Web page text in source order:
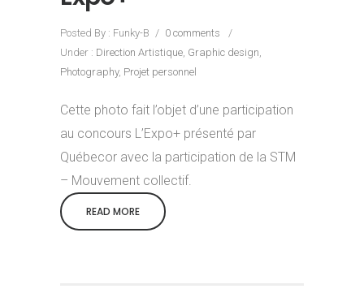
Posted By : Funky-B / 0 comments
/
Under : Direction Artistique, Graphic design,
Photography, Projet personnel
Cette photo fait l’objet d’une participation
au concours L’Expo+ présenté par
Québecor avec la participation de la STM
– Mouvement collectif.
READ MORE